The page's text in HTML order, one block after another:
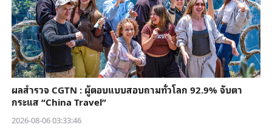
ผลสำรวจ CGTN : ผู้ตอบแบบสอบถามทั่วโลก 92.9% จับตา
กระแส “China Travel”
2026-08-06 03:33:46